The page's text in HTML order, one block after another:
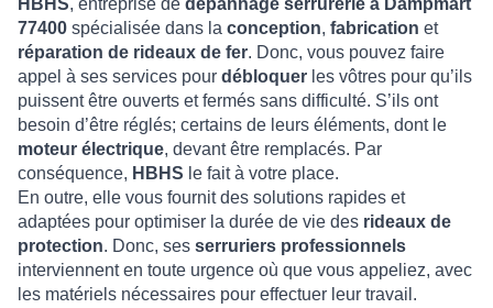
HBHS, entreprise de dépannage serrurerie à Dampmart
77400 spécialisée dans la conception, fabrication et
réparation de rideaux de fer. Donc, vous pouvez faire
appel à ses services pour débloquer les vôtres pour qu’ils
puissent être ouverts et fermés sans difficulté. S’ils ont
besoin d’être réglés; certains de leurs éléments, dont le
moteur électrique, devant être remplacés. Par
conséquence, HBHS le fait à votre place.
En outre, elle vous fournit des solutions rapides et
adaptées pour optimiser la durée de vie des rideaux de
protection. Donc, ses serruriers professionnels
interviennent en toute urgence où que vous appeliez, avec
les matériels nécessaires pour effectuer leur travail.